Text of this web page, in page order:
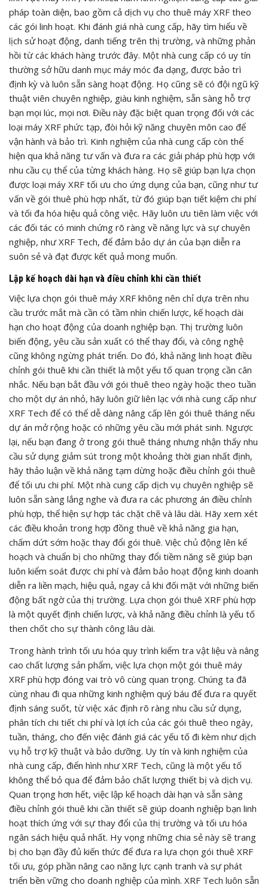
pháp toàn diện, bao gồm cả dịch vụ cho thuê máy XRF theo
các gói linh hoạt. Khi đánh giá nhà cung cấp, hãy tìm hiểu về
lịch sử hoạt động, danh tiếng trên thị trường, và những phản
hồi từ các khách hàng trước đây. Một nhà cung cấp có uy tín
thường sở hữu danh mục máy móc đa dạng, được bảo trì
định kỳ và luôn sẵn sàng hoạt động. Họ cũng sẽ có đội ngũ kỹ
thuật viên chuyên nghiệp, giàu kinh nghiệm, sẵn sàng hỗ trợ
bạn mọi lúc, mọi nơi. Điều này đặc biệt quan trọng đối với các
loại máy XRF phức tạp, đòi hỏi kỹ năng chuyên môn cao để
vận hành và bảo trì. Kinh nghiệm của nhà cung cấp còn thể
hiện qua khả năng tư vấn và đưa ra các giải pháp phù hợp với
nhu cầu cụ thể của từng khách hàng. Họ sẽ giúp bạn lựa chọn
được loại máy XRF tối ưu cho ứng dụng của bạn, cũng như tư
vấn về gói thuê phù hợp nhất, từ đó giúp bạn tiết kiệm chi phí
và tối đa hóa hiệu quả công việc. Hãy luôn ưu tiên làm việc với
các đối tác có minh chứng rõ ràng về năng lực và sự chuyên
nghiệp, như XRF Tech, để đảm bảo dự án của bạn diễn ra
suôn sẻ và đạt được kết quả mong muốn.
Lập kế hoạch dài hạn và điều chỉnh khi cần thiết
Việc lựa chọn gói thuê máy XRF không nên chỉ dựa trên nhu
cầu trước mắt mà cần có tầm nhìn chiến lược, kế hoạch dài
hạn cho hoạt động của doanh nghiệp bạn. Thị trường luôn
biến động, yêu cầu sản xuất có thể thay đổi, và công nghệ
cũng không ngừng phát triển. Do đó, khả năng linh hoạt điều
chỉnh gói thuê khi cần thiết là một yếu tố quan trọng cần cân
nhắc. Nếu bạn bắt đầu với gói thuê theo ngày hoặc theo tuần
cho một dự án nhỏ, hãy luôn giữ liên lạc với nhà cung cấp như
XRF Tech để có thể dễ dàng nâng cấp lên gói thuê tháng nếu
dự án mở rộng hoặc có những yêu cầu mới phát sinh. Ngược
lại, nếu bạn đang ở trong gói thuê tháng nhưng nhận thấy nhu
cầu sử dụng giảm sút trong một khoảng thời gian nhất định,
hãy thảo luận về khả năng tạm dừng hoặc điều chỉnh gói thuê
để tối ưu chi phí. Một nhà cung cấp dịch vụ chuyên nghiệp sẽ
luôn sẵn sàng lắng nghe và đưa ra các phương án điều chỉnh
phù hợp, thể hiện sự hợp tác chặt chẽ và lâu dài. Hãy xem xét
các điều khoản trong hợp đồng thuê về khả năng gia hạn,
chấm dứt sớm hoặc thay đổi gói thuê. Việc chủ động lên kế
hoạch và chuẩn bị cho những thay đổi tiềm năng sẽ giúp bạn
luôn kiểm soát được chi phí và đảm bảo hoạt động kinh doanh
diễn ra liền mạch, hiệu quả, ngay cả khi đối mặt với những biến
động bất ngờ của thị trường. Lựa chọn gói thuê XRF phù hợp
là một quyết định chiến lược, và khả năng điều chỉnh là yếu tố
then chốt cho sự thành công lâu dài.
Trong hành trình tối ưu hóa quy trình kiểm tra vật liệu và nâng
cao chất lượng sản phẩm, việc lựa chọn một gói thuê máy
XRF phù hợp đóng vai trò vô cùng quan trọng. Chúng ta đã
cùng nhau đi qua những kinh nghiệm quý báu để đưa ra quyết
định sáng suốt, từ việc xác định rõ ràng nhu cầu sử dụng,
phân tích chi tiết chi phí và lợi ích của các gói thuê theo ngày,
tuần, tháng, cho đến việc đánh giá các yếu tố đi kèm như dịch
vụ hỗ trợ kỹ thuật và bảo dưỡng. Uy tín và kinh nghiệm của
nhà cung cấp, điển hình như XRF Tech, cũng là một yếu tố
không thể bỏ qua để đảm bảo chất lượng thiết bị và dịch vụ.
Quan trọng hơn hết, việc lập kế hoạch dài hạn và sẵn sàng
điều chỉnh gói thuê khi cần thiết sẽ giúp doanh nghiệp bạn linh
hoạt thích ứng với sự thay đổi của thị trường và tối ưu hóa
ngân sách hiệu quả nhất. Hy vọng những chia sẻ này sẽ trang
bị cho bạn đầy đủ kiến thức để đưa ra lựa chọn gói thuê XRF
tối ưu, góp phần nâng cao năng lực cạnh tranh và sự phát
triển bền vững cho doanh nghiệp của mình. XRF Tech luôn sẵn